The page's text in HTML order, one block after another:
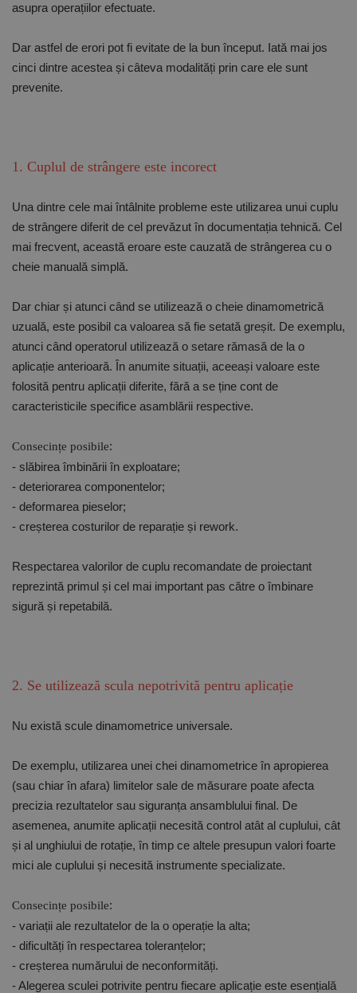
asupra operațiilor efectuate.
Dar astfel de erori pot fi evitate de la bun început. Iată mai jos
cinci dintre acestea și câteva modalități prin care ele sunt
prevenite.
1. Cuplul de strângere este incorect
Una dintre cele mai întâlnite probleme este utilizarea unui cuplu
de strângere diferit de cel prevăzut în documentația tehnică. Cel
mai frecvent, această eroare este cauzată de strângerea cu o
cheie manuală simplă.
Dar chiar și atunci când se utilizează o cheie dinamometrică
uzuală, este posibil ca valoarea să fie setată greșit. De exemplu,
atunci când operatorul utilizează o setare rămasă de la o
aplicație anterioară. În anumite situații, aceeași valoare este
folosită pentru aplicații diferite, fără a se ține cont de
caracteristicile specifice asamblării respective.
Consecințe posibile:
- slăbirea îmbinării în exploatare;
- deteriorarea componentelor;
- deformarea pieselor;
- creșterea costurilor de reparație și rework.
Respectarea valorilor de cuplu recomandate de proiectant
reprezintă primul și cel mai important pas către o îmbinare
sigură și repetabilă.
2. Se utilizează scula nepotrivită pentru aplicație
Nu există scule dinamometrice universale.
De exemplu, utilizarea unei chei dinamometrice în apropierea
(sau chiar în afara) limitelor sale de măsurare poate afecta
precizia rezultatelor sau siguranța ansamblului final. De
asemenea, anumite aplicații necesită control atât al cuplului, cât
și al unghiului de rotație, în timp ce altele presupun valori foarte
mici ale cuplului și necesită instrumente specializate.
Consecințe posibile:
- variații ale rezultatelor de la o operație la alta;
- dificultăți în respectarea toleranțelor;
- creșterea numărului de neconformități.
- Alegerea sculei potrivite pentru fiecare aplicație este esențială